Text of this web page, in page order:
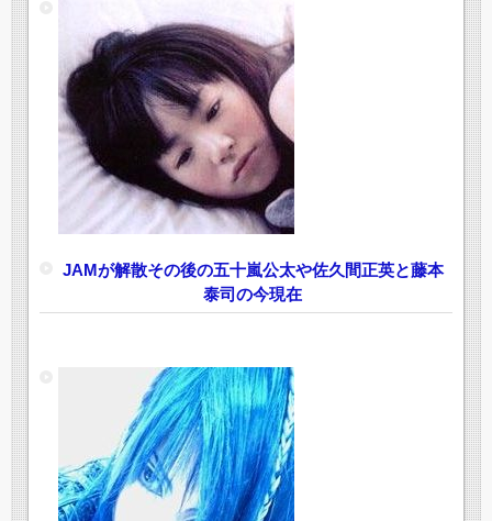
JAMが解散その後の五十嵐公太や佐久間正英と藤本
泰司の今現在